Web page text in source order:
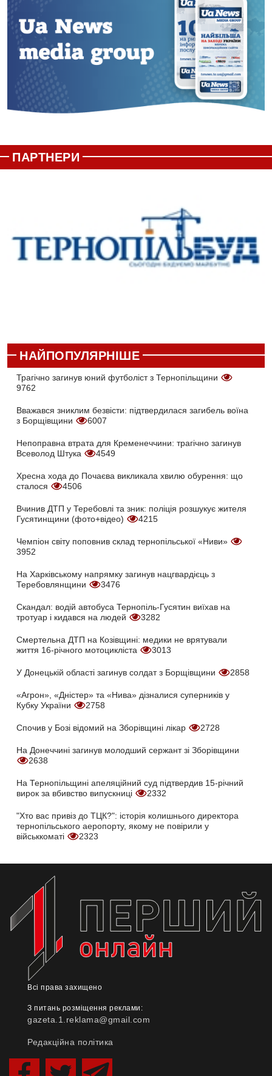
ПАРТНЕРИ
НАЙПОПУЛЯРНІШЕ
Трагічно загинув юний футболіст з Тернопільщини
9762
Вважався зниклим безвісти: підтвердилася загибель воїна
з Борщівщини
6007
Непоправна втрата для Кременеччини: трагічно загинув
Всеволод Штука
4549
Хресна хода до Почаєва викликала хвилю обурення: що
сталося
4506
Вчинив ДТП у Теребовлі та зник: поліція розшукує жителя
Гусятинщини (фото+відео)
4215
Чемпіон світу поповнив склад тернопільської «Ниви»
3952
На Харківському напрямку загинув нацгвардієць з
Теребовлянщини
3476
Скандал: водій автобуса Тернопіль-Гусятин виїхав на
тротуар і кидався на людей
3282
Смертельна ДТП на Козівщині: медики не врятували
життя 16-річного мотоцикліста
3013
У Донецькій області загинув солдат з Борщівщини 2858
«Агрон», «Дністер» та «Нива» дізналися суперників у
Кубку України
2758
Спочив у Бозі відомий на Зборівщині лікар 2728
На Донеччині загинув молодший сержант зі Зборівщини
2638
На Тернопільщині апеляційний суд підтвердив 15-річний
вирок за вбивство випускниці
2332
"Хто вас привіз до ТЦК?": історія колишнього директора
тернопільського аеропорту, якому не повірили у
військкоматі
2323
Всі права захищено
З питань розміщення реклами:
gazeta.1.reklama@gmail.com
Редакційна політика